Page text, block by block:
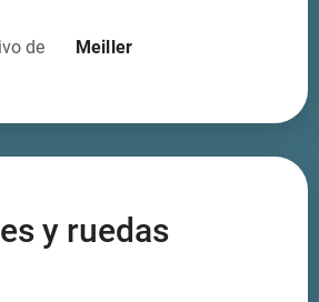
de
Meiller
y ruedas